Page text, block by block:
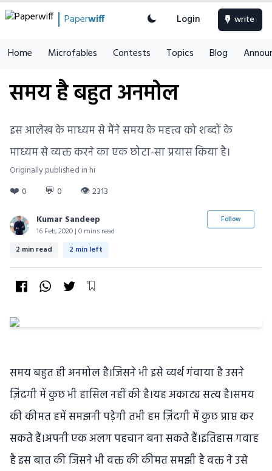
Paperwiff Login write
Home Microfables Contests Topics Blog
समय है बहुत अनमोल
इस आलेख के माध्यम से मैंने समय के महत्व को शब्दों के
माध्यम से व्यक्त करने का एक छोटा-सा प्रयास किया है।
Originally published in hi
❤️ 0 💬 0 👁2313
Kumar Sandeep
16 Feb, 2020 | 0 mins read
Follow
2 min read 2 min left
समय बहुत ही अनमोल है।जिसने भी इसे व्यर्थ गंवाया है उसने
ज़िंदगी में कुछ भी हासिल नहीं की है।यह अकाट्य सत्य है।समय
की कीमत हमें समझनी पड़ेगी तभी हम ज़िंदगी में कुछ प्राप्त कर
सकते हैं।अपनी एक अलग पहचान बना सकते हैं।इतिहास गवाह
है इस बात की जिसने भी वक्त की कीमत समझी है वक्त ने उसे